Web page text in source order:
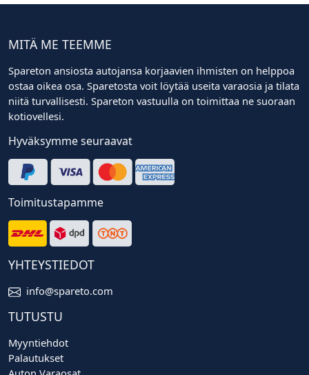
MITÄ ME TEEMME
Spareton ansiosta autojansa korjaavien ihmisten on helppoa
ostaa oikea osa. Sparetosta voit löytää useita varaosia ja tilata
niitä turvallisesti. Spareton vastuulla on toimittaa ne suoraan
kotiovellesi.
Hyväksymme seuraavat
Toimitustapamme
YHTEYSTIEDOT
info@spareto.com
TUTUSTU
Myyntiehdot
Palautukset